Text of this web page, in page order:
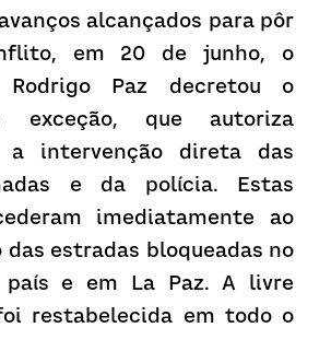
alcançados para pôr
em 20 de junho, o
Rodrigo Paz decretou o
exceção, que autoriza
a intervenção direta das
e da polícia. Estas
imediatamente ao
das estradas bloqueadas no
e em La Paz. A livre
restabelecida em todo o